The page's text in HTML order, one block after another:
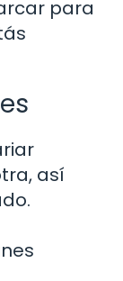
para
así